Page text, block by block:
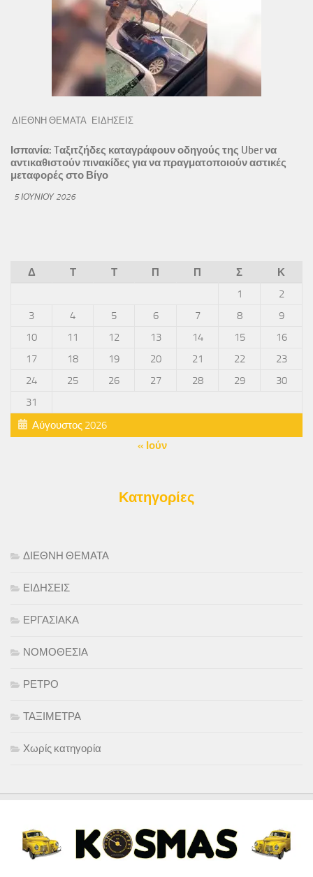
ΔΙΕΘΝΗ ΘΕΜΑΤΑ ΕΙΔΗΣΕΙΣ
Ισπανία: Tαξιτζήδες καταγράφουν οδηγούς της Uber να
αντικαθιστούν πινακίδες για να πραγματοποιούν αστικές
μεταφορές στο Βίγο
5 ΙΟΥΝΊΟΥ 2026
Αύγουστος 2026
Δ Τ Τ Π Π Σ
Κ
1
2
3
4 5 6 7 8
9
10
11 12 13 14 15
16
17
18 19 20 21 22
23
24
25 26 27 28 29
30
31
« Ιούν
Κατηγορίες
ΔΙΕΘΝΗ ΘΕΜΑΤΑ
ΕΙΔΗΣΕΙΣ
ΕΡΓΑΣΙΑΚΑ
ΝΟΜΟΘΕΣΙΑ
ΡΕΤΡΟ
ΤΑΞΙΜΕΤΡΑ
Χωρίς κατηγορία